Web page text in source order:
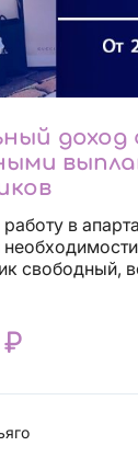
доход
в
свободный,
₽